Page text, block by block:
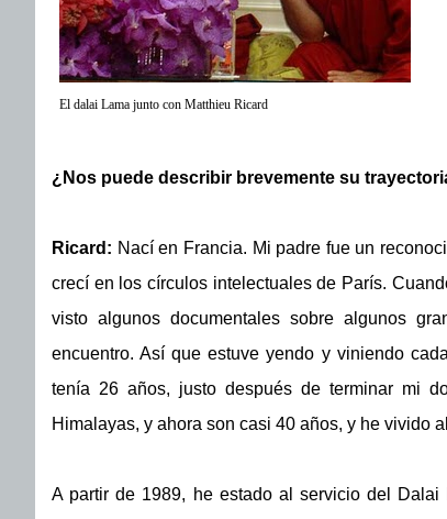
El dalai Lama junto con Matthieu Ricard
¿Nos puede describir brevemente su
Ricard: Nací en Francia. Mi padre fue un
crecí en los círculos intelectuales de París.
visto algunos documentales sobre algunos
encuentro. Así que estuve yendo y viniendo
tenía 26 años, justo después de terminar mi
Himalayas, y ahora son casi 40 años, y he vivido
A partir de 1989, he estado al servicio del